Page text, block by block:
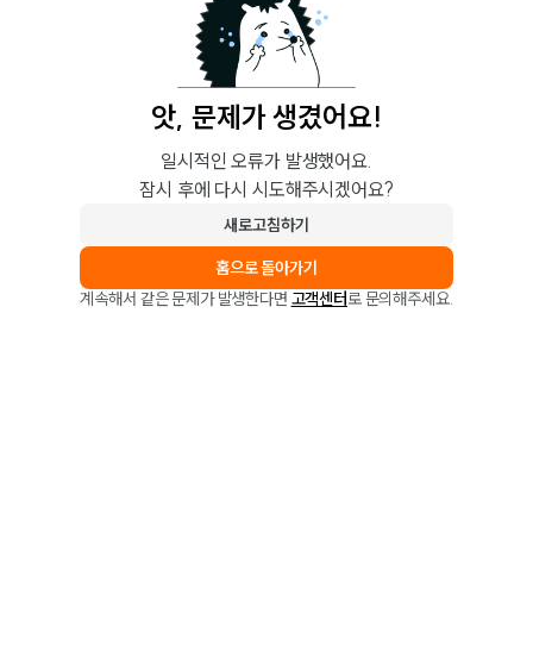
앗, 문제가 생겼어요!
일시적인 오류가 발생했어요.
잠시 후에 다시 시도해주시겠어요?
새로고침하기
홈으로 돌아가기
계속해서 같은 문제가 발생한다면 고객센터로 문의해주세요.